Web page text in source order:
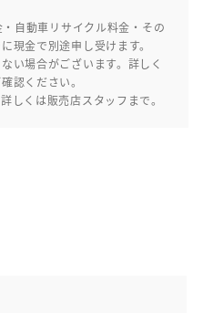
自動車リサイクル料金・その
現金で別途申し受けます。
い場合がございます。詳しく
認ください。
しくは販売店スタッフまで。